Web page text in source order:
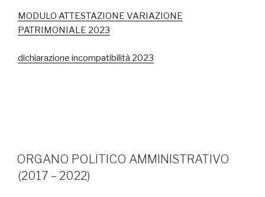
MODULO ATTESTAZIONE VARIAZIONE
PATRIMONIALE 2023
dichiarazione incompatibilità 2023
ORGANO POLITICO AMMINISTRATIVO
(2017 – 2022)